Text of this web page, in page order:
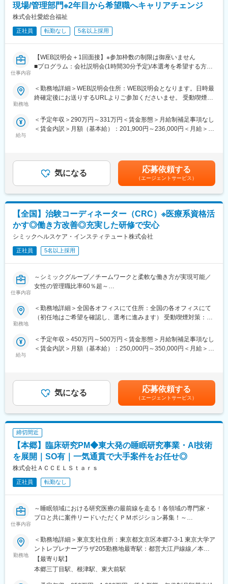
現場/管理部門※2年目から希望職へキャリアチェンジ
株式会社愛総合福祉
正社員 転勤なし 5名以上採用
仕事内容
【WEB説明会＋1回面接】※参加枠数の制限は御座いません
■プログラム：会社説明会(1時間30分予定)/本選考を希望する方は
て構いません。（後日の面接調整も可能です）
■補足：本求人に応募後、選考会予約が出来ましたら、WEB会議
参加用のURL・詳細情報をお送り致します。
す
■日時：月・木／13:30～15:00
ペシャリストとして活躍する、幹部候補人材となることが期待さ
れます。入社後1年間は、同社の介護施設において、お客様の日常
生活中のサポート全般を担当いただきます。※雇用形態：無期正社
員
■業務の詳細：実務業務と並行して実務者研修資格の取得のための
学校に通います。年に４回程度、本社の社員と面談をする中でご
自身の2年目以降のキャリアアプランを立て、ご希望も踏まえなが
ら、2年目以降の職種（施設 or 本社）が決定します。本社勤務に
なりますと、経理、総務、人事など事務系の仕事が中心になりま
す。また、一度本社帰任した後でも、希望すれば現場復帰も可能
に働きやすい環境が整っております。定着率も高く実際にここ3年
間で入社した新卒の離職率は6％と非常に低い数値です。また配属
■研修制度：入社後1週間、本社で研修を行います。その後の配属
先においても、国家資格をもった先輩社員によるマンツーマンの
社が費用負担します。3ヶ月に1度はフォローアップ研修という形
で本社研修を実施し、資格取得についても全面バックアップ。未
勤務地
＜勤務地詳細＞WEB説明会住所：WEB説明会となります。日時最
終確定後にお送りするURLよりご参加くださいませ。 受動喫煙対
給与
＜予定年収＞290万円～331万円＜賃金形態＞月給制補足事項なし
＜賃金内訳＞月額（基本給）：201,900円～236,000円＜月給＞
小規模多機能型居宅介護での勤務のみ、別途で送迎手当：10,000/
月を支給賃金はあくまでも目安の金額であり、選考を通じて上下
する可能性があります。月給(月額)は固定手当を含めた表記です。
気になる 応募依頼する
（エージェントサービス）
【全国】治験コーディネーター（CRC）※医療系資格活
かす◎働き方改善◎充実した研修で安心
シミックヘルスケア・インスティテュート株式会社
正社員 5名以上採用
仕事内容
～シミックグループ／チームワークと柔軟な働き方が実現可能／
女性の管理職比率60％超～
や私たちのQOLを向上させるべく、新しい治療法を開発する必要
があります。今回はそのための治験を実施する際の患者さんおよ
び医療機関のサポートを担う治験コーディネーター（通称CRC）
・治験被験者である患者さんへの内容説明補助、ケア／相談
・治験担当医師の補助
■やりがい：CRCは疾病を抱えた患者さんやそれを治療しようと
奮闘する医師やスタッフなど携わる相手が多いです。現在治療法
がなく苦しんでいる患者さんに対して薬を届けられたり、最前線
で治療にあたる医師やスタッフのサポートを行え、治験が無事に
終了すれば喜びはひとしおです。
■同社の教育体制：同社は同業他社からの転職だけでなく、看護師
など未経験で転職してくる方も多いです。そのため教育体制が充
実しています。入社は原則偶数月と決まっており、同期入社者と
ともに2週間弱本社にて集合研修を行います。会社のことや業務を
遂行する上で必要な法令から実務まで座学中心でロープレを交え
ながら学んでいきます。その後、各拠点に配属され先輩社員から
業務を引継ぎながらOJT担当者とともに医療機関へ同行するな
ど、徐々に業務を身に着けていきます。確認テストやチェックシ
ートを用いながら習熟度を測り、入社後1年程度で一人で担当を持
てるようになります。なお、その後も定期的に中途入社者に対し
・チームワーク：通常は1人で業務にあたることが多いですが、困
ったときや先輩や上司がサポートしてくれるため、安心して進め
られます。また、家族の急な体調不良や突発休の場合にも周囲が
代理対応をしてくれる風土があり、チームワークが強みです。
勤務地
＜勤務地詳細＞全国各オフィスにて住所：全国の各オフィスにて
（初任地はご希望を確認し、選考に進みます） 受動喫煙対策：そ
業所
給与
＜予定年収＞450万円～500万円＜賃金形態＞月給制補足事項なし
＜賃金内訳＞月額（基本給）：250,000円～350,000円＜月給＞
気になる 応募依頼する
（エージェントサービス）
締切間近
【本郷】臨床研究PM◆東大発の睡眠研究事業・AI技術
を展開｜SO有｜一気通貫で大手案件をお任せ◎
株式会社ＡＣＣＥＬＳｔａｒｓ
正社員 転勤なし
仕事内容
～睡眠領域における研究医療の最前線を走る！各領域の専門家・
プロと共に案件リードいただくＰＭポジション募集！～
■会社概要
株式会社ACCELStarsは、東京大学発のメディカル・スリープテ
ック企業として、睡眠を高精度に計測・解析するウェアラブルデ
バイスとAI解析クラウドを基盤に、医療・研究・ヘルスケア領域
の事業を展開しています。研究領域では、睡眠測定に特化したデ
バイスや解析クラウドを用い、研究計画～測定～解析までをワン
勤務地
＜勤務地詳細＞東京支社住所：東京都文京区本郷7-3-1 東京大学ア
ントレプレナープラザ205勤務地最寄駅：都営大江戸線線／本郷
三丁目駅受動喫煙対策：屋内全面禁煙変更の範囲：会社の定める
事業所（リモートワーク含む）
【最寄り駅】
本郷三丁目駅、根津駅、東大前駅